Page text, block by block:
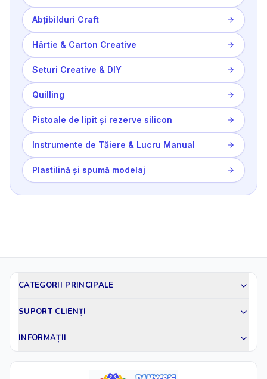
Abțibilduri Craft
Hârtie & Carton Creative
Seturi Creative & DIY
Quilling
Pistoale de lipit și rezerve silicon
Instrumente de Tăiere & Lucru Manual
Plastilină și spumă modelaj
CATEGORII PRINCIPALE
SUPORT CLIENȚI
INFORMAȚII